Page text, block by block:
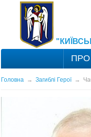
Головна→ Загиблі Герої→